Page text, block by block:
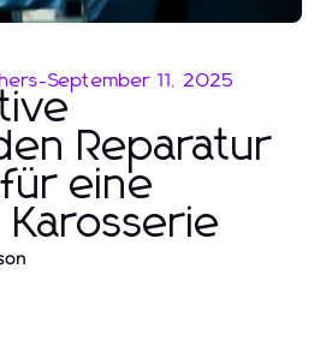
-September 11, 2025
Reparatur
eine
Karosserie